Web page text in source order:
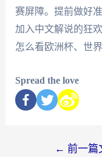
赛屏障。提前做好
加入中文解说的狂
怎么看欧洲杯、世
Spread the love
← 前一篇